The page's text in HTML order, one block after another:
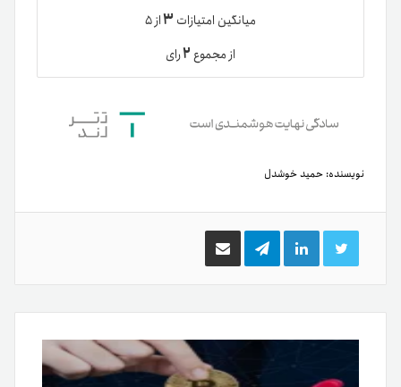
میانگین امتیازات۳از ۵
از مجموع۲رای
نویسنده: حمید خوشدل
توییتر لینکدینتلگرام اشتراک
گذاری
ایمیل